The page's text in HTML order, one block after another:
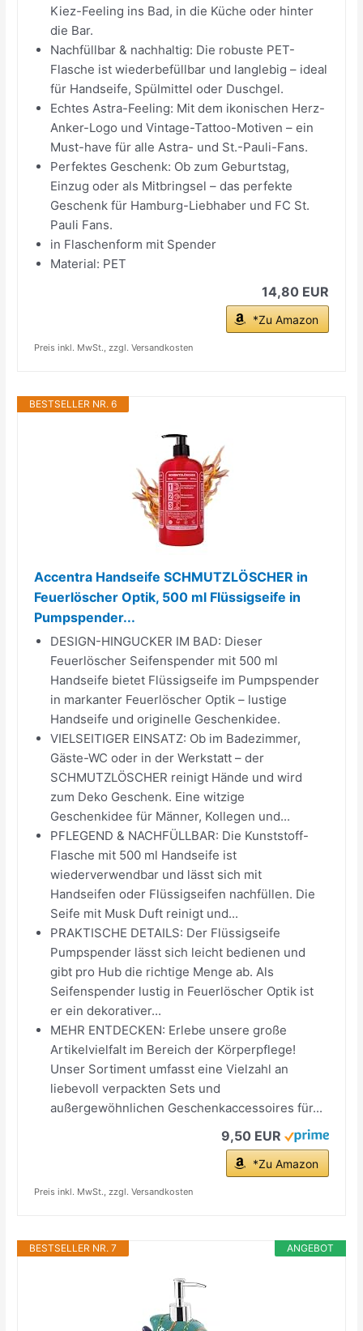
Kiez-Feeling ins Bad, in die Küche oder hinter
die Bar.
Nachfüllbar & nachhaltig: Die robuste PET-
Flasche ist wiederbefüllbar und langlebig – ideal
für Handseife, Spülmittel oder Duschgel.
Echtes Astra-Feeling: Mit dem ikonischen Herz-
Anker-Logo und Vintage-Tattoo-Motiven – ein
Must-have für alle Astra- und St.-Pauli-Fans.
Perfektes Geschenk: Ob zum Geburtstag,
Einzug oder als Mitbringsel – das perfekte
Geschenk für Hamburg-Liebhaber und FC St.
Pauli Fans.
in Flaschenform mit Spender
Material: PET
14,80 EUR
*Zu Amazon
Preis inkl. MwSt., zzgl. Versandkosten
BESTSELLER NR. 6
Accentra Handseife SCHMUTZLÖSCHER in
Feuerlöscher Optik, 500 ml Flüssigseife in
Pumpspender...
DESIGN-HINGUCKER IM BAD: Dieser
Feuerlöscher Seifenspender mit 500 ml
Handseife bietet Flüssigseife im Pumpspender
in markanter Feuerlöscher Optik – lustige
Handseife und originelle Geschenkidee.
VIELSEITIGER EINSATZ: Ob im Badezimmer,
Gäste-WC oder in der Werkstatt – der
SCHMUTZLÖSCHER reinigt Hände und wird
zum Deko Geschenk. Eine witzige
Geschenkidee für Männer, Kollegen und...
PFLEGEND & NACHFÜLLBAR: Die Kunststoff-
Flasche mit 500 ml Handseife ist
wiederverwendbar und lässt sich mit
Handseifen oder Flüssigseifen nachfüllen. Die
Seife mit Musk Duft reinigt und...
PRAKTISCHE DETAILS: Der Flüssigseife
Pumpspender lässt sich leicht bedienen und
gibt pro Hub die richtige Menge ab. Als
Seifenspender lustig in Feuerlöscher Optik ist
er ein dekorativer...
MEHR ENTDECKEN: Erlebe unsere große
Artikelvielfalt im Bereich der Körperpflege!
Unser Sortiment umfasst eine Vielzahl an
liebevoll verpackten Sets und
außergewöhnlichen Geschenkaccessoires für...
9,50 EUR
*Zu Amazon
Preis inkl. MwSt., zzgl. Versandkosten
ANGEBOT
BESTSELLER NR. 7